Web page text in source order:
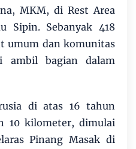
MKM, di Rest Area
Sipin. Sebanyak 418
umum dan komunitas
ambil bagian dalam
di atas 16 tahun
10 kilometer, dimulai
Pinang Masak di